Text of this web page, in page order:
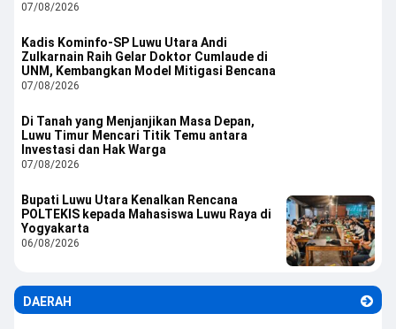
07/08/2026
Kadis Kominfo-SP Luwu Utara Andi
Zulkarnain Raih Gelar Doktor Cumlaude di
UNM, Kembangkan Model Mitigasi Bencana
07/08/2026
Di Tanah yang Menjanjikan Masa Depan,
Luwu Timur Mencari Titik Temu antara
Investasi dan Hak Warga
07/08/2026
Bupati Luwu Utara Kenalkan Rencana
POLTEKIS kepada Mahasiswa Luwu Raya di
Yogyakarta
06/08/2026
DAERAH